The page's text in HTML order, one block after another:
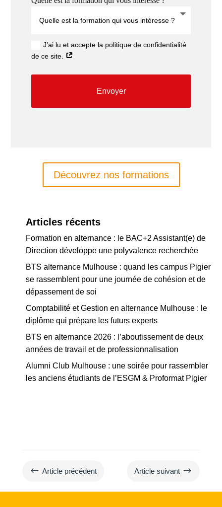
J’ai lu et accepte la politique de confidentialité
de ce site.
Envoyer
Découvrez nos formations
Articles récents
Formation en alternance : le BAC+2 Assistant(e) de
Direction développe une polyvalence recherchée
BTS alternance Mulhouse : quand les campus Pigier
se rassemblent pour une journée de cohésion et de
dépassement de soi
Comptabilité et Gestion en alternance Mulhouse : le
diplôme qui prépare les futurs experts
BTS en alternance 2026 : l’aboutissement de deux
années de travail et de professionnalisation
Alumni Club Mulhouse : une soirée pour rassembler
les anciens étudiants de l’ESGM & Proformat Pigier
# Article précédent Article suivant $